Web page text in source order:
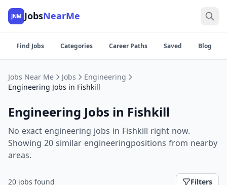
JNM JobsNearMe
Find Jobs Categories Career Paths Saved Blog
Jobs Near Me Jobs
Engineering
Engineering Jobs in Fishkill
Engineering Jobs in Fishkill
No exact engineering jobs in Fishkill right now.
Showing 20 similar engineeringpositions from nearby
areas.
20 jobs found Filters